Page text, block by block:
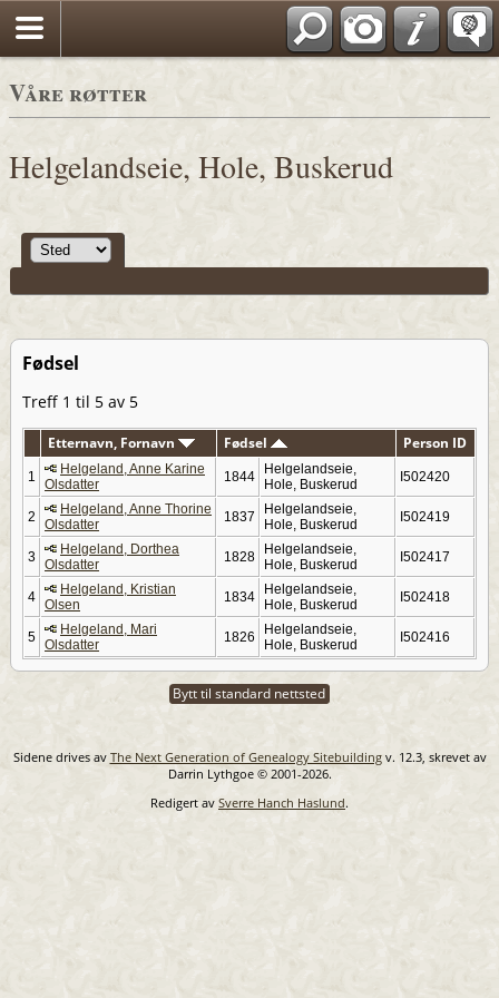
Våre røtter
Helgelandseie, Hole, Buskerud
Fødsel
Treff 1 til 5 av 5
Etternavn, Fornavn Fødsel Person ID
1
Helgeland, Anne Karine
Olsdatter
1844
Helgelandseie,
Hole, Buskerud
I502420
2
Helgeland, Anne Thorine
Olsdatter
1837
Helgelandseie,
Hole, Buskerud
I502419
3
Helgeland, Dorthea
Olsdatter
1828
Helgelandseie,
Hole, Buskerud
I502417
4
Helgeland, Kristian
Olsen
1834
Helgelandseie,
Hole, Buskerud
I502418
5
Helgeland, Mari
Olsdatter
1826
Helgelandseie,
Hole, Buskerud
I502416
Bytt til standard nettsted
Sidene drives av The Next Generation of Genealogy Sitebuildingv. 12.3, skrevet av
Darrin Lythgoe © 2001-2026.
Redigert av Sverre Hanch Haslund.